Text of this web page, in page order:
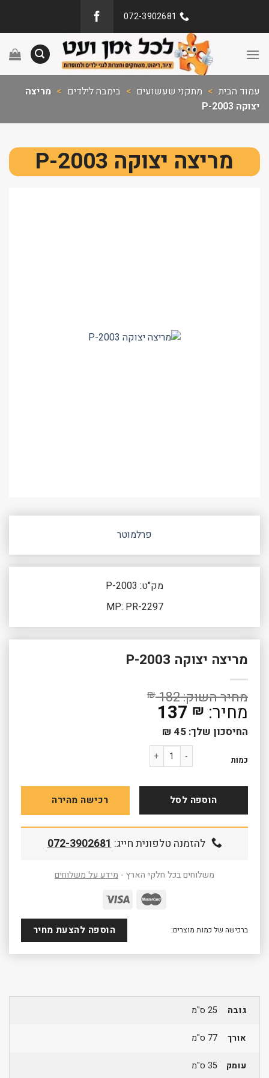
072-3902681
עמוד הבית > מתקני שעשועים > בימבה לילדים > מריצה
יצוקה P-2003
מריצה יצוקה P-2003
פרלמוטר
מק"ט: P-2003
MP: PR-2297
מריצה יצוקה P-2003
182
₪
137 ₪
החיסכון שלך: ₪
כמות
כמות של מריצה יצוקה P-2003
הוספה לסל רכישה מהירה
להזמנה טלפונית חייג:072-3902681
משלוחים בכל חלקי הארץ - מידע על משלוחים
ברכישה של כמות מוצרים: הוספה להצעת מחיר
גובה 25 ס"מ
אורך 77 ס"מ
עומק 35 ס"מ